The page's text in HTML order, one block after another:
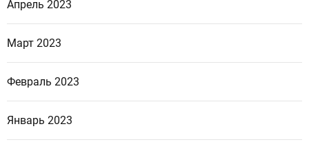
Апрель 2023
Март 2023
Февраль 2023
Январь 2023